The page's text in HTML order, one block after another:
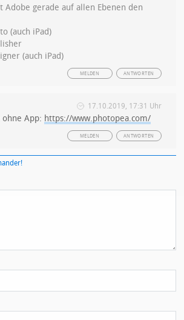
gerade auf allen Ebenen den
(auch iPad)
(auch iPad)
ANTWORTEN
MELDEN
17.10.2019, 17:31 Uhr
App: https://www.photopea.com/
ANTWORTEN
MELDEN